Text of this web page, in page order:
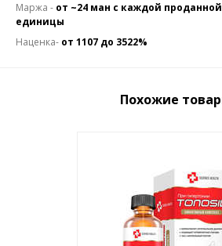
Маржа - от ~24 ман с каждой проданной
единицы
Наценка- от 1107 до 3522%
Похожие